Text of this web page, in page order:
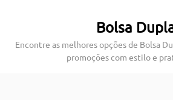
Bolsa
Encontre as melhores opções de Bolsa
promoções com estilo e